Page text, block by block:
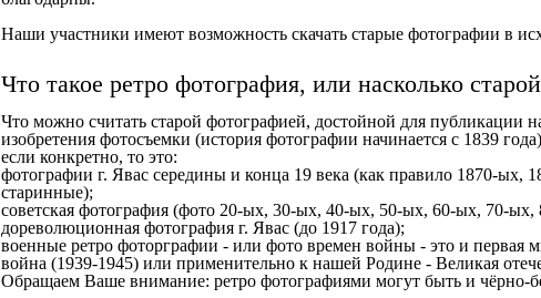
Наши участники имеют возможность скачать старые фотографии в
Что такое ретро фотография, или насколько
Что можно считать старой фотографией, достойной для
изобретения фотосъемки (история фотографии начинается с 1839
если конкретно, то это:
фотографии г. Явас середины и конца 19 века (как правило 1870-ых,
старинные);
советская фотография (фото 20-ых, 30-ых, 40-ых, 50-ых, 60-ых, 70-ых,
дореволюционная фотография г. Явас (до 1917 года);
военные ретро фоторграфии - или фото времен войны - это и первая
война (1939-1945) или применительно к нашей Родине - Великая
Обращаем Ваше внимание: ретро фотографиями могут быть и чёрно-